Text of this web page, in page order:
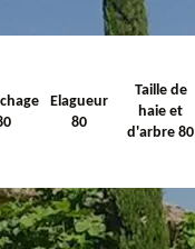
Elagueur
80
Taille de
haie et
d'arbre 80